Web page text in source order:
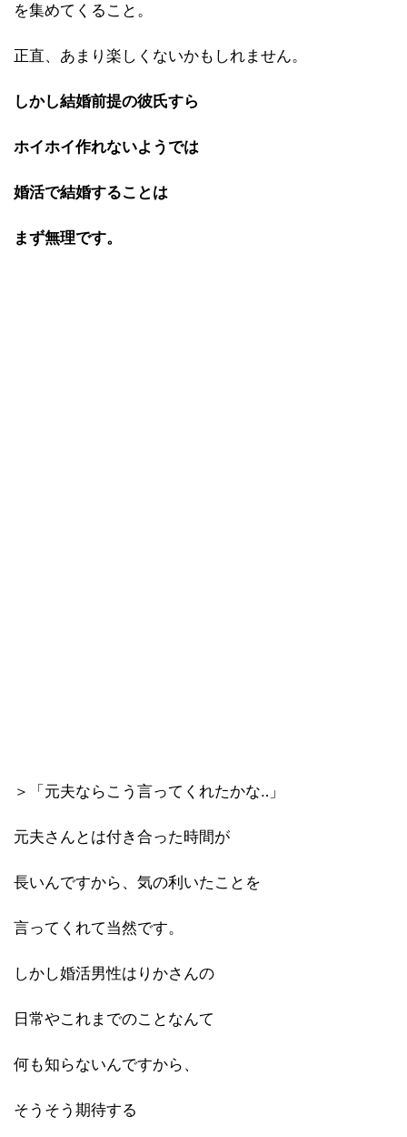
を集めてくること。
正直、あまり楽しくないかもしれません。
しかし結婚前提の彼氏すら
ホイホイ作れないようでは
婚活で結婚することは
まず無理です。
＞「元夫ならこう言ってくれたかな‥」
元夫さんとは付き合った時間が
長いんですから、気の利いたことを
言ってくれて当然です。
しかし婚活男性はりかさんの
日常やこれまでのことなんて
何も知らないんですから、
そうそう期待する